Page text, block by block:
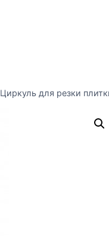
Циркуль для резки